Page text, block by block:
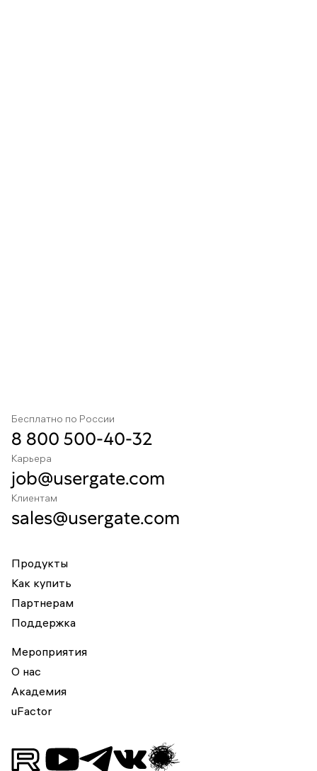
Бесплатно по России
8 800 500-40-32
Карьера
job@usergate.com
Клиентам
sales@usergate.com
Продукты
Как купить
Партнерам
Поддержка
Мероприятия
О нас
Академия
uFactor